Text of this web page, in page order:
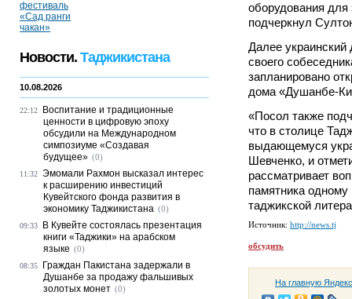
оборудования для
подчеркнул
Далее
своего
запланировано
дома «Душанбе-
«Посол также
что в столице
выдающемуся
Шевченко, и
рассматривает
памятника
таджикской
Источник: http://news.tj
обсудить
На главную
Новости. Таджикистана
10.08.2026
22:12
Воспитание и традиционные
ценности в цифровую эпоху
обсудили на Международном
симпозиуме «Создавая
будущее» (0)
11:32 Эмомали Рахмон высказал интерес
к расширению инвестиций
Кувейтского фонда развития в
экономику Таджикистана (0)
09:33
В Кувейте состоялась презентация
книги «Таджики» на арабском
языке (0)
08:35
Граждан Пакистана задержали в
Душанбе за продажу фальшивых
золотых монет (0)